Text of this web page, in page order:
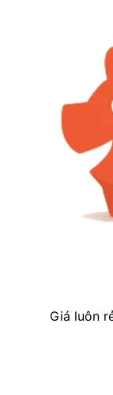
Giá luôn